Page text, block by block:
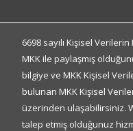
6698 sayılı Kişisel
MKK ile paylaşmış
bilgiye ve MKK Kişisel
bulunan MKK Kişisel
üzerinden ulaşabilirsiniz.
talep etmiş olduğunuz
Kişisel Verilerin Korunması
Gizlilik Politikası